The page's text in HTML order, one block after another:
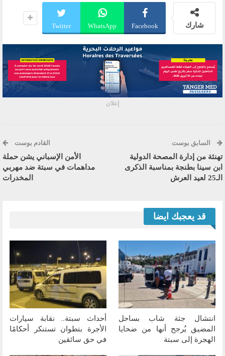
شارك Facebook
WhatsApp
Twitter
إعلان
السابق بوست
تهنئة من إدارة المصحة الدولية
ابن سينا بطنجة بمناسبة الذكرى
الـ25 لعيد العرش
القادم بوست
الأمن الإسباني يشن حملة
مداهمات في سبتة ضد مهربي
المخدرات
قد يعجبك ايضا
انتشال جثة شاب بساحل
المضيق يُرجح أنها من ضحايا
الهجرة إلى سبتة
أحداث سبتة.. نقابة سيارات
الأجرة بتطوان تستنكر أحكامًا
في حق سائقين